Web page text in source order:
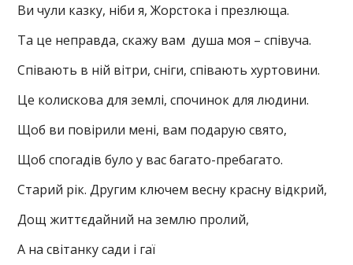
Ви чули казку, ніби я, Жорстока і презлюща.
Та це неправда, скажу вам душа моя – співуча.
Співають в ній вітри, сніги, співають хуртовини.
Це колискова для землі, спочинок для людини.
Щоб ви повірили мені, вам подарую свято,
Щоб спогадів було у вас багато-пребагато.
Старий рік. Другим ключем весну красну відкрий,
Дощ життєдайний на землю пролий,
А на світанку сади і гаї